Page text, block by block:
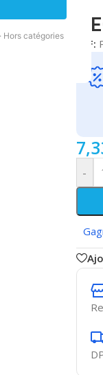
Hors catégories
REF:
-